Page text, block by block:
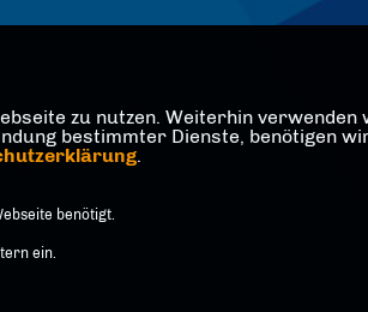
zu nutzen. Weiterhin
bestimmter Dienste, benötigen
.
benötigt.
ein.